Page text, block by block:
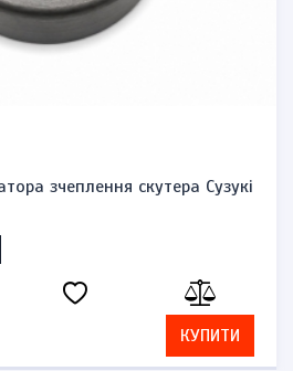
зчеплення скутера Сузукі
КУПИТИ